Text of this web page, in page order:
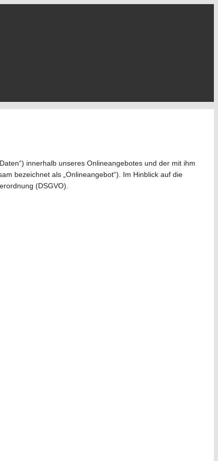
innerhalb unseres Onlineangebotes und der mit ihm
bezeichnet als „Onlineangebot“). Im Hinblick auf die
(DSGVO).